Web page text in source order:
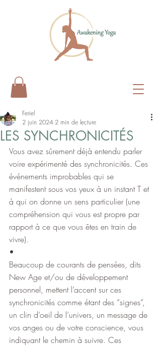
LES SYNCHRONICITÉS
Feriel
2 juin 2024 2 min de lecture
Vous avez sûrement déjà entendu parler
voire expérimenté des synchronicités. Ces
événements improbables qui se
manifestent sous vos yeux à un instant T et
à qui on donne un sens particulier (une
compréhension qui vous est propre par
rapport à ce que vous êtes en train de
vivre).
•
Beaucoup de courants de pensées, dits
New Age et/ou de développement
personnel, mettent l’accent sur ces
synchronicités comme étant des “signes”,
un clin d’oeil de l’univers, un message de
vos anges ou de votre conscience, vous
indiquant le chemin à suivre. Ces